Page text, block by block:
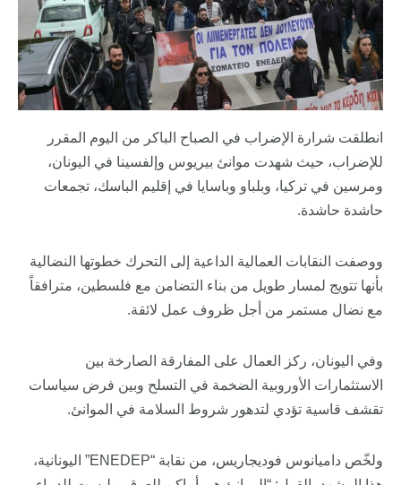
انطلقت شرارة الإضراب في الصباح الباكر من اليوم المقرر
للإضراب، حيث شهدت موانئ بيريوس وإلفسينا في اليونان،
ومرسين في تركيا، وبلباو وباسايا في إقليم الباسك، تجمعات
حاشدة حاشدة.
ووصفت النقابات العمالية الداعية إلى التحرك خطوتها النضالية
بأنها تتويج لمسار طويل من بناء التضامن مع فلسطين، مترافقاً
مع نضال مستمر من أجل ظروف عمل لائقة.
وفي اليونان، ركز العمال على المفارقة الصارخة بين
الاستثمارات الأوروبية الضخمة في التسلح وبين فرض سياسات
تقشف قاسية تؤدي لتدهور شروط السلامة في الموانئ.
ولخّص داميانوس فوديجاريس، من نقابة “ENEDEP” اليونانية،